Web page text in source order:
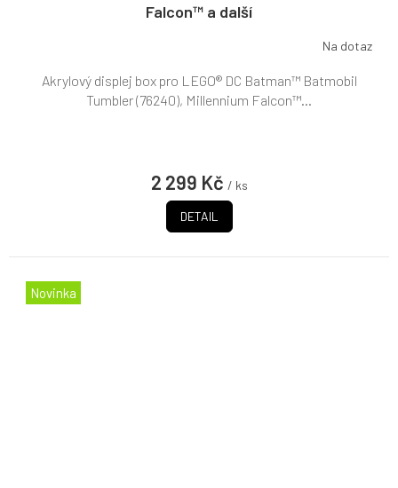
Falcon™ a další
Na dotaz
2 299 Kč / ks
DETAIL
Akrylový displej box pro LEGO® DC Batman™ Batmobil
Tumbler (76240), Millennium Falcon™...
Novinka